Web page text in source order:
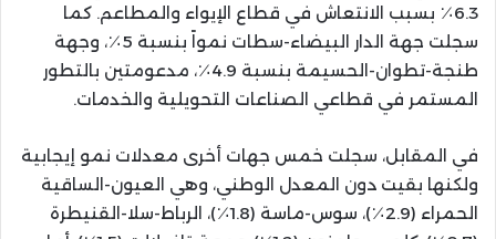
6.3٪ بسبب الانتعاش في قطاع الإيواء والمطاعم. كما
سجلت جهة الدار البيضاء-سطات نمواً بنسبة 5٪، وجهة
طنجة-تطوان-الحسيمة بنسبة 4.9٪، مدعومتين بالتطور
المستمر في قطاعي الصناعات التحويلية والخدمات.
في المقابل، سجلت خمس جهات أخرى معدلات نمو إيجابية
ولكنها بقيت دون المعدل الوطني، وهي العيون-الساقية
الحمراء (2.9٪)، سوس-ماسة (1.8٪)، الرباط-سلا-القنيطرة